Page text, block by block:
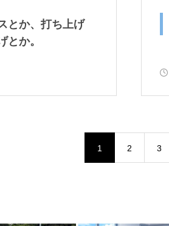
とか、打ち上げ
とか。
1 2 3